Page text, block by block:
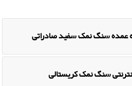
عمده سنگ نمک سفید صادراتی
سنگ نمک کریستالی